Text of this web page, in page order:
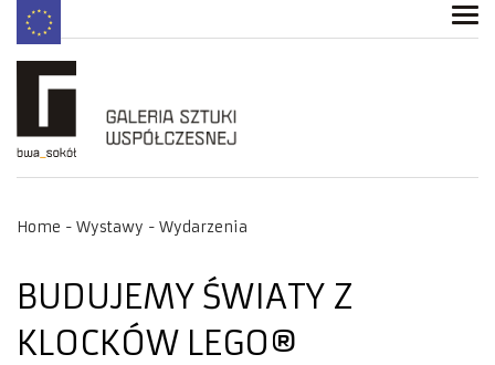
Home Wystawy Wydarzenia
BUDUJEMY ŚWIATY Z
KLOCKÓW LEGO®